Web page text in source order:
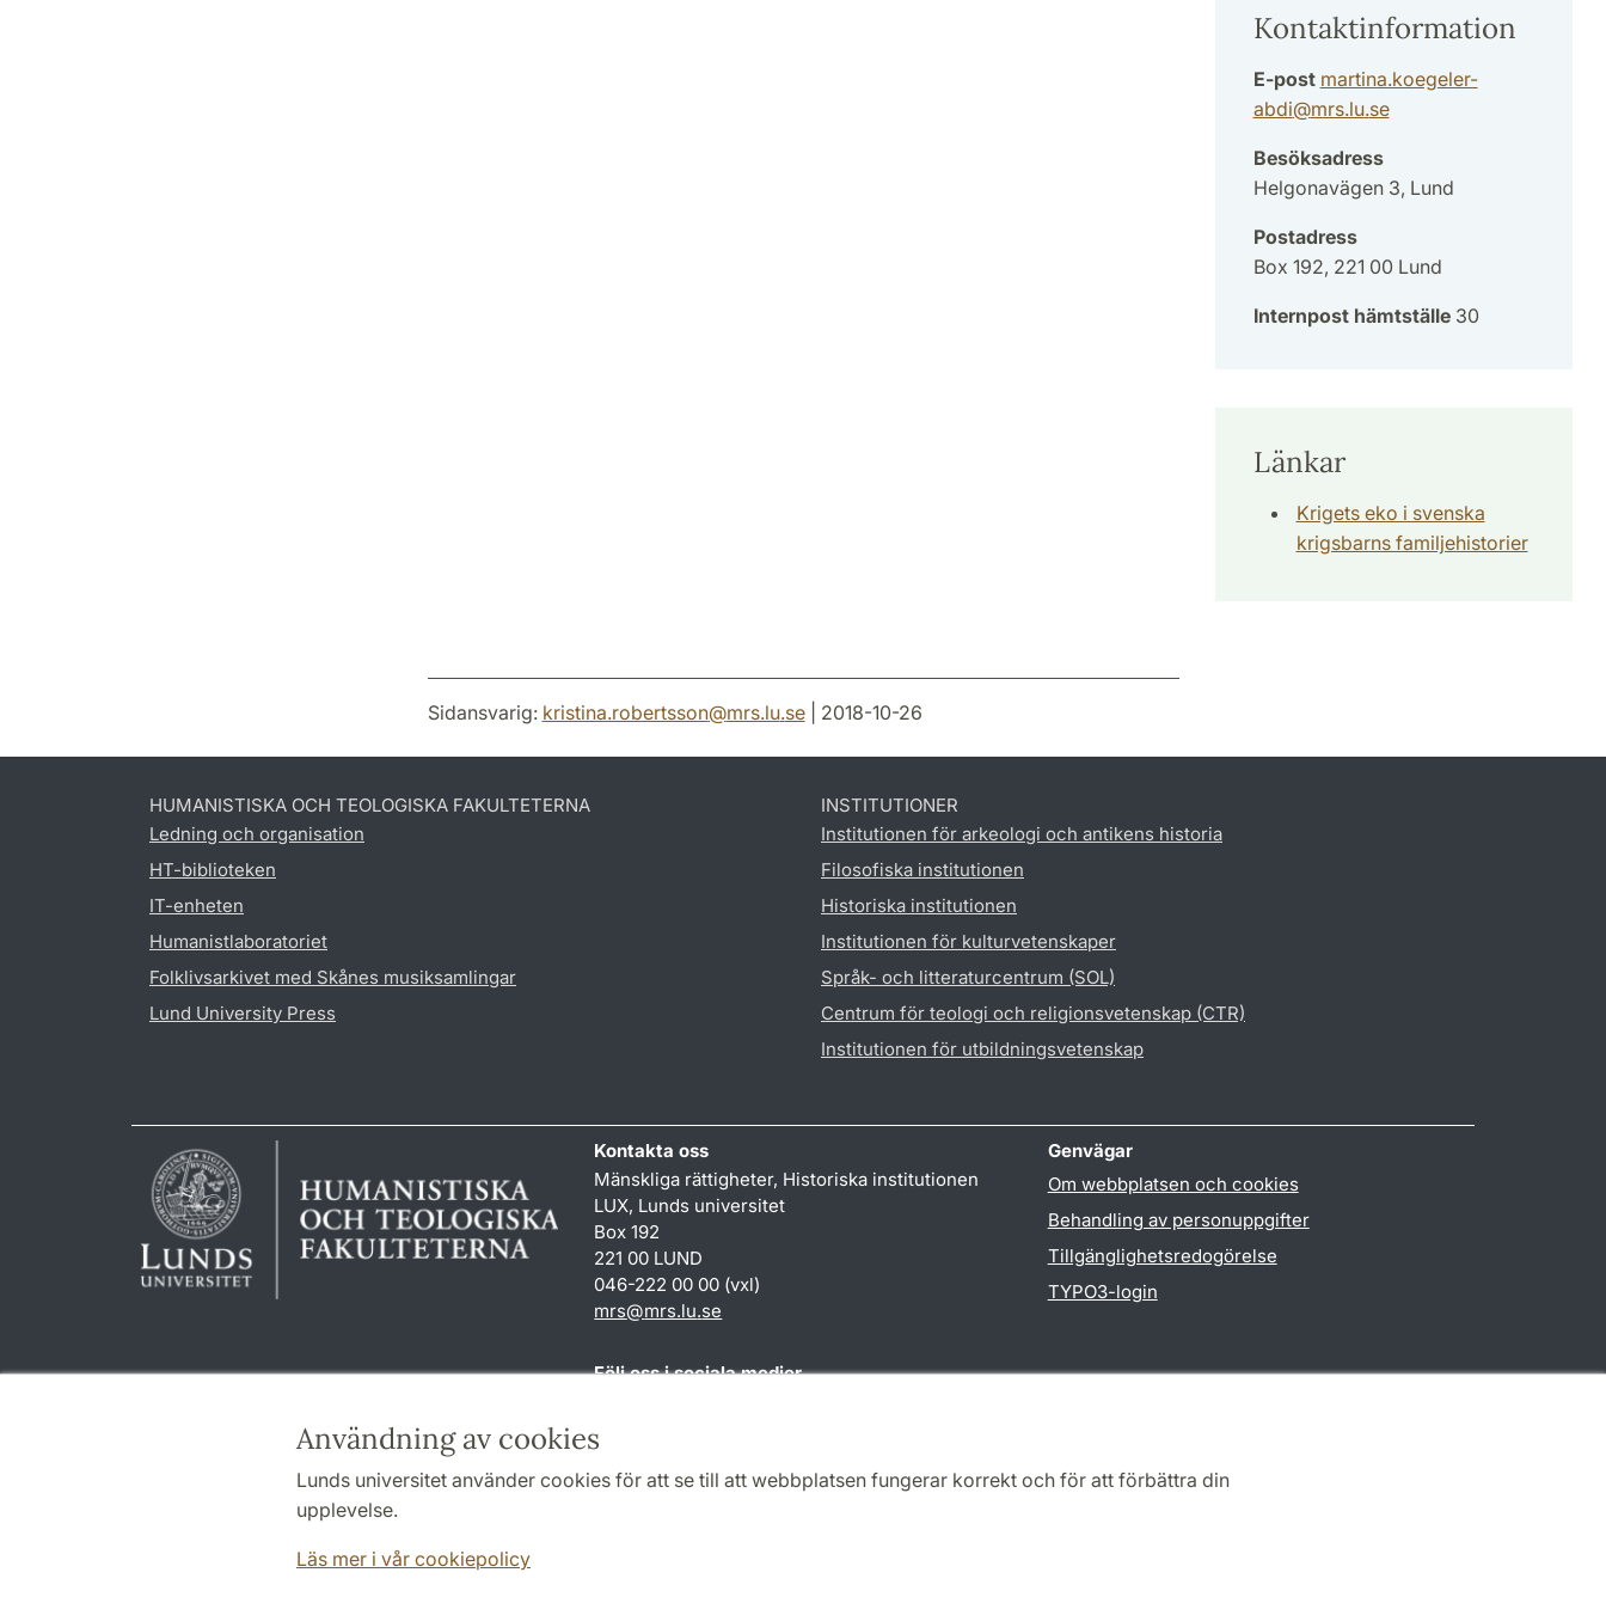
Användning av cookies
Lunds universitet använder cookies för att se till att webbplatsen fungerar korrekt och för att förbättra din
upplevelse.
Läs mer i vår cookiepolicy
Kontaktinformation
E-post martina.koegeler-
abdi@mrs.lu.se
Besöksadress
Helgonavägen 3, Lund
Postadress
Box 192, 221 00 Lund
Internpost hämtställe30
Länkar
Krigets eko i svenska
krigsbarns familjehistorier
Sidansvarig: kristina.robertsson@mrs.lu.se| 2018-10-26
HUMANISTISKA OCH TEOLOGISKA FAKULTETERNA
Ledning och organisation
HT-biblioteken
IT-enheten
Humanistlaboratoriet
Folklivsarkivet med Skånes musiksamlingar
Lund University Press
INSTITUTIONER
Institutionen för arkeologi och antikens historia
Filosofiska institutionen
Historiska institutionen
Institutionen för kulturvetenskaper
Språk- och litteraturcentrum (SOL)
Centrum för teologi och religionsvetenskap (CTR)
Institutionen för utbildningsvetenskap
Kontakta oss
Mänskliga rättigheter, Historiska institutionen
LUX, Lunds universitet
Box 192
221 00 LUND
046-222 00 00 (vxl)
mrs@mrs.lu.se
Genvägar
Om webbplatsen och cookies
Behandling av personuppgifter
Tillgänglighetsredogörelse
TYPO3-login
Följ oss i sociala medier